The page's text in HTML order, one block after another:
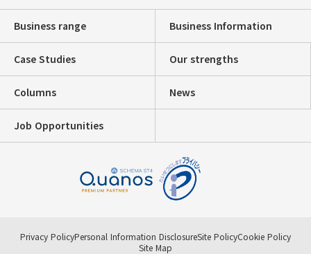
Business range Business Information
Case Studies Our strengths
Columns News
Job Opportunities
Privacy PolicyPersonal Information DisclosureSite PolicyCookie Policy
Site Map